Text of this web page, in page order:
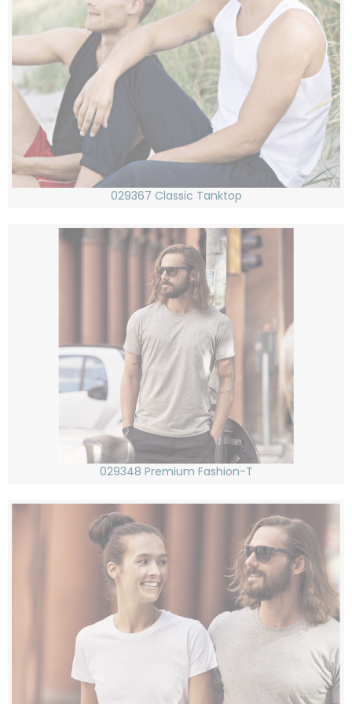
029367 Classic Tanktop
029348 Premium Fashion-T